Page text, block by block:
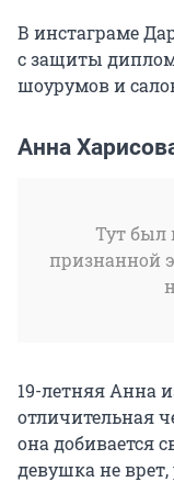
В инстаграме
с защиты
шоурумов и
Анна
Тут был
признанной
19-летняя Анна
отличительная
она добивается
девушка не врет,